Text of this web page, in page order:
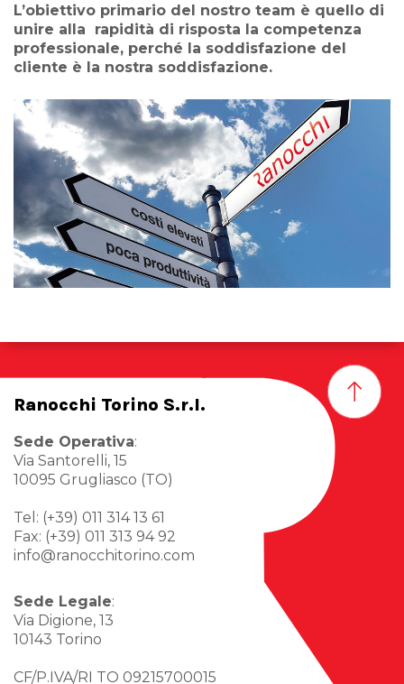
L’obiettivo primario del nostro team è quello di
unire alla rapidità di risposta la competenza
professionale, perché la soddisfazione del
cliente è la nostra soddisfazione.
Ranocchi Torino S.r.l.
Sede Operativa:
Via Santorelli, 15
10095 Grugliasco (TO)
Tel: (+39) 011 314 13 61
Fax: (+39) 011 313 94 92
info@ranocchitorino.com
Sede Legale:
Via Digione, 13
10143 Torino
CF/P.IVA/RI TO 09215700015